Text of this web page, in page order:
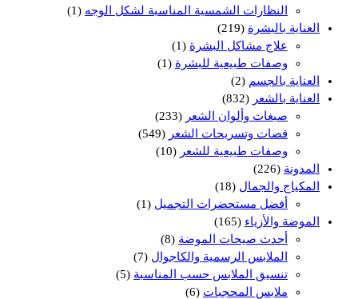
النظارات الشمسية المناسبة لشكل الوجه (1)
العناية بالبشرة (219)
علاج مشاكل البشرة (1)
وصفات طبيعية للبشرة (1)
العناية بالجسم (2)
العناية بالشعر (832)
صبغات وألوان الشعر (233)
قصات وتسريحات الشعر (549)
وصفات طبيعية للشعر (10)
المدونة (226)
المكياج والجمال (18)
أفضل مستحضرات التجميل (1)
الموضة والأزياء (165)
أحدث صيحات الموضة (8)
الملابس الرسمية والكاجوال (7)
تنسيق الملابس حسب المناسبة (5)
ملابس المحجبات (6)